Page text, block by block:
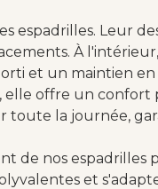
espadrilles. Leur
À
et un maintien
offre un confort
toute la journée,
de nos espadrilles
et